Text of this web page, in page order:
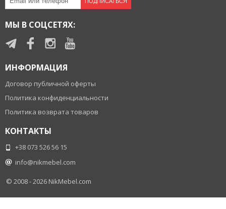
ПОДПИСАТЬСЯ
МЫ В СОЦСЕТЯХ:
ИНФОРМАЦИЯ
Договор публичной оферты
Политика конфиденциальности
Политика возврата товаров
КОНТАКТЫ
+38 073 526 56 15
info@nikmebel.com
© 2008 - 2026 NikMebel.com